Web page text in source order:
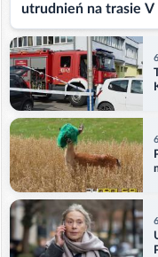
utrudnień na trasie V